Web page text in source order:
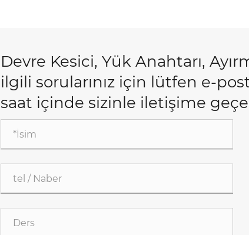
Devre Kesici, Yük Anahtarı,
ilgili sorularınız için lütfen e-
saat içinde sizinle iletişime